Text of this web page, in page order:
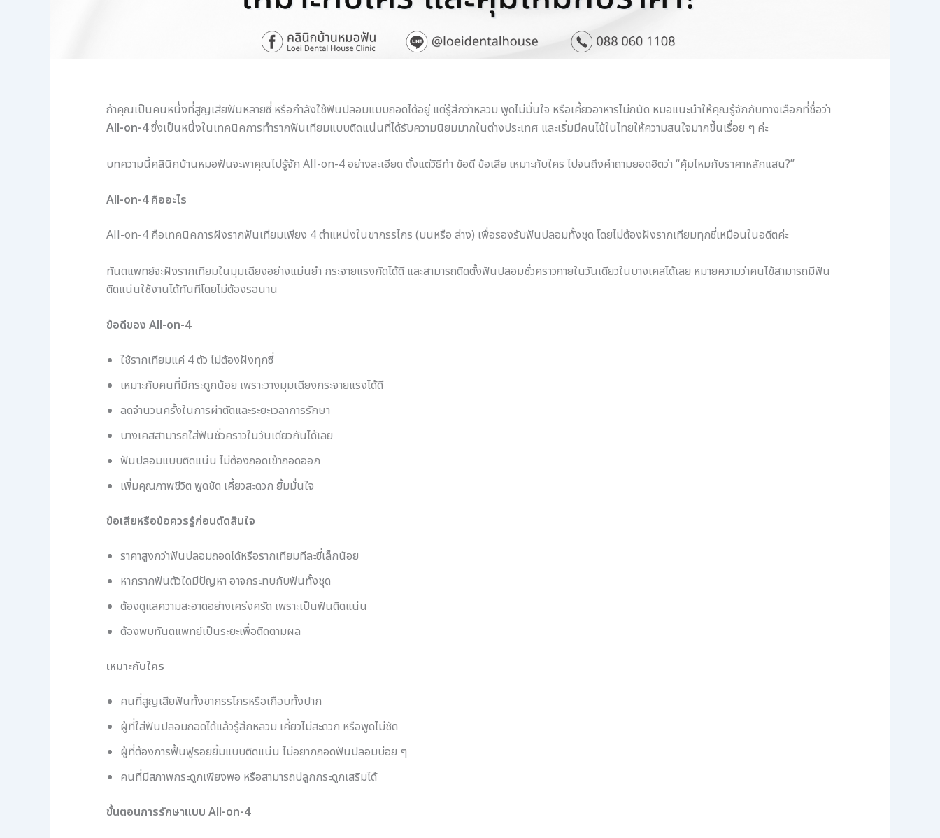
ถ้าคุณเป็นคนหนึ่งที่สูญเสียฟันหลายซี่ หรือกำลังใช้ฟันปลอมแบบถอดได้อยู่ แต่รู้สึกว่าหลวม พูดไม่มั่นใจ หรือเคี้ยวอาหารไม่ถนัด หมอแนะนำให้คุณรู้จักกับทางเลือกที่ชื่อว่า
All-on-4ซึ่งเป็นหนึ่งในเทคนิคการทำรากฟันเทียมแบบติดแน่นที่ได้รับความนิยมมากในต่างประเทศ และเริ่มมีคนไข้ในไทยให้ความสนใจมากขึ้นเรื่อย ๆ ค่ะ
บทความนี้คลินิกบ้านหมอฟันจะพาคุณไปรู้จัก All-on-4 อย่างละเอียด ตั้งแต่วิธีทำ ข้อดี ข้อเสีย เหมาะกับใคร ไปจนถึงคำถามยอดฮิตว่า “คุ้มไหมกับราคาหลักแสน?”
All-on-4 คืออะไร
All-on-4 คือเทคนิคการฝังรากฟันเทียมเพียง 4 ตำแหน่งในขากรรไกร (บนหรือ ล่าง) เพื่อรองรับฟันปลอมทั้งชุด โดยไม่ต้องฝังรากเทียมทุกซี่เหมือนในอดีตค่ะ
ทันตแพทย์จะฝังรากเทียมในมุมเฉียงอย่างแม่นยำ กระจายแรงกัดได้ดี และสามารถติดตั้งฟันปลอมชั่วคราวภายในวันเดียวในบางเคสได้เลย หมายความว่าคนไข้สามารถมีฟัน
ติดแน่นใช้งานได้ทันทีโดยไม่ต้องรอนาน
ข้อดีของ All-on-4
ใช้รากเทียมแค่ 4 ตัว ไม่ต้องฝังทุกซี่
เหมาะกับคนที่มีกระดูกน้อย เพราะวางมุมเฉียงกระจายแรงได้ดี
ลดจำนวนครั้งในการผ่าตัดและระยะเวลาการรักษา
บางเคสสามารถใส่ฟันชั่วคราวในวันเดียวกันได้เลย
ฟันปลอมแบบติดแน่น ไม่ต้องถอดเข้าถอดออก
เพิ่มคุณภาพชีวิต พูดชัด เคี้ยวสะดวก ยิ้มมั่นใจ
ข้อเสียหรือข้อควรรู้ก่อนตัดสินใจ
ราคาสูงกว่าฟันปลอมถอดได้หรือรากเทียมทีละซี่เล็กน้อย
หากรากฟันตัวใดมีปัญหา อาจกระทบกับฟันทั้งชุด
ต้องดูแลความสะอาดอย่างเคร่งครัด เพราะเป็นฟันติดแน่น
ต้องพบทันตแพทย์เป็นระยะเพื่อติดตามผล
เหมาะกับใคร
คนที่สูญเสียฟันทั้งขากรรไกรหรือเกือบทั้งปาก
ผู้ที่ใส่ฟันปลอมถอดได้แล้วรู้สึกหลวม เคี้ยวไม่สะดวก หรือพูดไม่ชัด
ผู้ที่ต้องการฟื้นฟูรอยยิ้มแบบติดแน่น ไม่อยากถอดฟันปลอมบ่อย ๆ
คนที่มีสภาพกระดูกเพียงพอ หรือสามารถปลูกกระดูกเสริมได้
ขั้นตอนการรักษาแบบ All-on-4